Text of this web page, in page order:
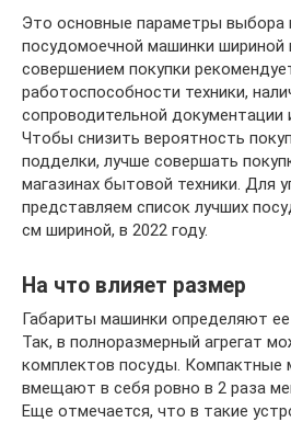
Это основные параметры выбора
посудомоечной машинки шириной
совершением покупки
работоспособности техники,
сопроводительной документации
Чтобы снизить вероятность
подделки, лучше совершать
магазинах бытовой техники. Для
представляем список лучших
см шириной, в 2022 году.
На что влияет размер
Габариты машинки определяют
Так, в полноразмерный агрегат
комплектов посуды. Компактные
вмещают в себя ровно в 2 раза
Еще отмечается, что в такие